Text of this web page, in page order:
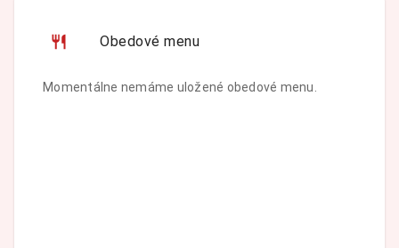
Obedové menu
Momentálne nemáme uložené obedové menu.